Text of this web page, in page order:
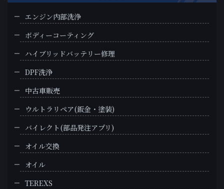
エンジン内部洗浄
ボディーコーティング
ハイブリッドバッテリー修理
DPF洗浄
中古車販売
ウルトラリペア(鈑金・塗装)
バイレクト(部品発注アプリ)
オイル交換
オイル
TEREXS